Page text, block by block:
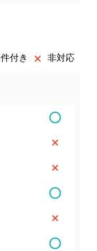
付き 非対応